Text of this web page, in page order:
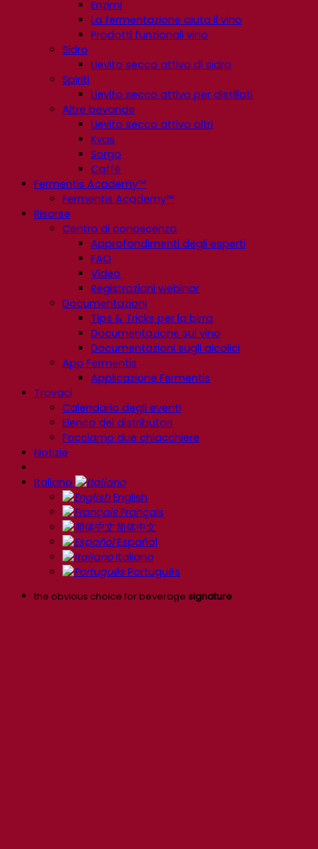
Enzimi
La fermentazione aiuta il vino
Prodotti funzionali vino
Sidro
Lievito secco attivo di sidro
Spiriti
Lievito secco attivo per distillati
Altre bevande
Lievito secco attivo altri
Kvas
Sorgo
Caffè
Fermentis Academy™
Fermentis Academy™
Risorse
Centro di conoscenza
Approfondimenti degli esperti
FAQ
Video
Registrazioni webinar
Documentazioni
Tips & Tricks per la birra
Documentazione sul vino
Documentazioni sugli alcolici
App Fermentis
Applicazione Fermentis
Trovaci
Calendario degli eventi
Elenco dei distributori
Facciamo due chiacchiere
Notizie
Italiano
English
Français
简体中文
Español
Italiano
Português
the obvious choice for beverage signature